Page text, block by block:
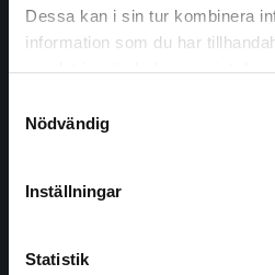
Dessa kan i sin tur kombinera
information som du har
Nödvändig
Inställningar
Statistik
Det verkar som att du
studentlitteratur.se via en
Vi erbjuder inte leveranser
att kunna slutföra ett köp
Studentlitteratur grundades
ledande utbildningsförlag. Med
facklitteratur, utbildningar och
informationstjänster i utbudet,
längs hela kunskapsresan.
Kontakta oss